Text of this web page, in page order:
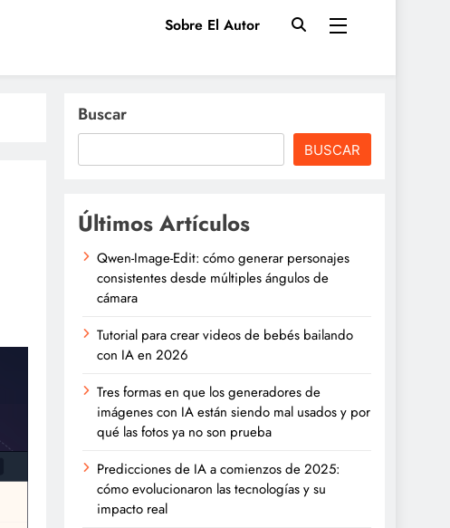
Sobre El Autor
Buscar
BUSCAR
Últimos Artículos
Qwen-Image-Edit: cómo generar personajes
consistentes desde múltiples ángulos de
cámara
Tutorial para crear videos de bebés bailando
con IA en 2026
Tres formas en que los generadores de
imágenes con IA están siendo mal usados y por
qué las fotos ya no son prueba
Predicciones de IA a comienzos de 2025:
cómo evolucionaron las tecnologías y su
impacto real